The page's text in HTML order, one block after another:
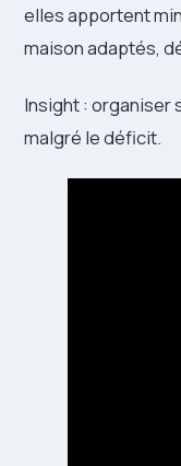
elles apportent
maison adaptés,
Insight : organiser
malgré le déficit.